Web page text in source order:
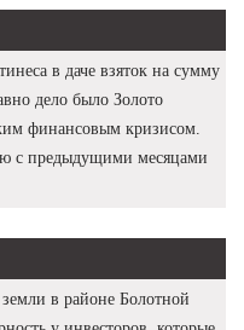
в даче взяток на сумму
дело было Золото
финансовым кризисом.
с предыдущими месяцами
в районе Болотной